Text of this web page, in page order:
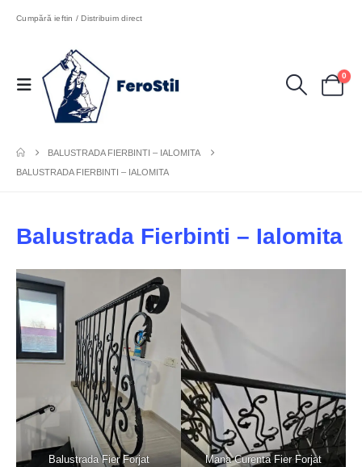
Cumpără ieftin / Distribuim direct
0
BALUSTRADA FIERBINTI – IALOMITA
BALUSTRADA FIERBINTI – IALOMITA
Balustrada Fierbinti – Ialomita
Balustrada Fier Forjat Mana Curenta Fier Forjat